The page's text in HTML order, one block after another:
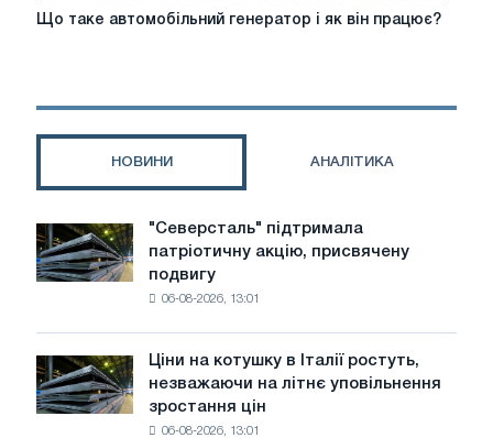
Що
таке
Що таке автомобільний генератор і як він працює?
НОВИНИ АНАЛІТИКА
"Северсталь"
підтримала
патріотичну
радянської
авіації
в
"Северсталь" підтримала
патріотичну акцію, присвячену
подвигу
06-08-2026, 13:01
Ціни
на
котушку
Ціни на котушку в Італії ростуть,
незважаючи на літнє уповільнення
зростання цін
06-08-2026, 13:01